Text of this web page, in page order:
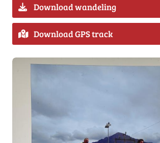
Download wandeling
Download GPS track